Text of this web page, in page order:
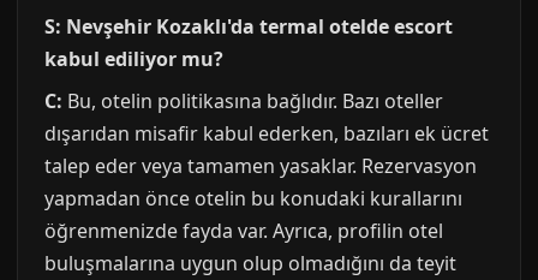
S: Nevşehir Kozaklı'da termal otelde escort
kabul ediliyor mu?
C: Bu, otelin politikasına bağlıdır. Bazı oteller
dışarıdan misafir kabul ederken, bazıları ek ücret
talep eder veya tamamen yasaklar. Rezervasyon
yapmadan önce otelin bu konudaki kurallarını
öğrenmenizde fayda var. Ayrıca, profilin otel
buluşmalarına uygun olup olmadığını da teyit